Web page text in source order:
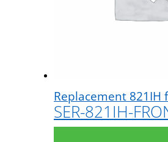
Replacement 821IH
SER-821IH-